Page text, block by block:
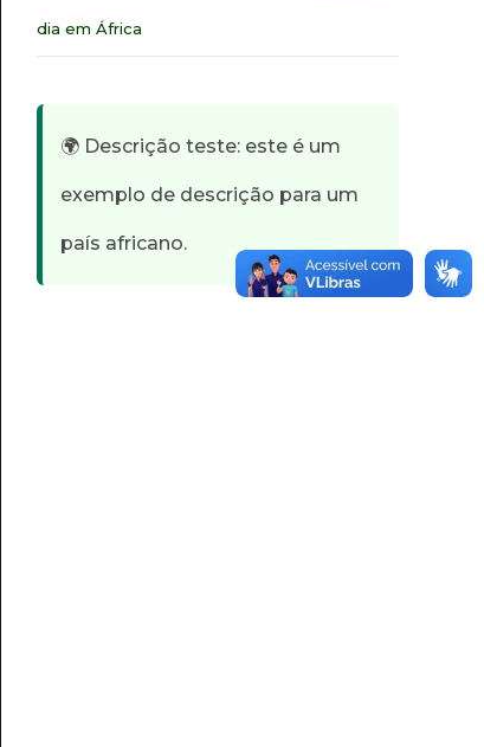
dia em África
🌍 Descrição teste: este é um
exemplo de descrição para um
país africano.